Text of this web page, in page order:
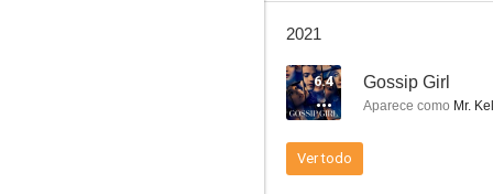
8.3
2021
6.4 Gossip Girl
Aparece como Mr.
Ver todo